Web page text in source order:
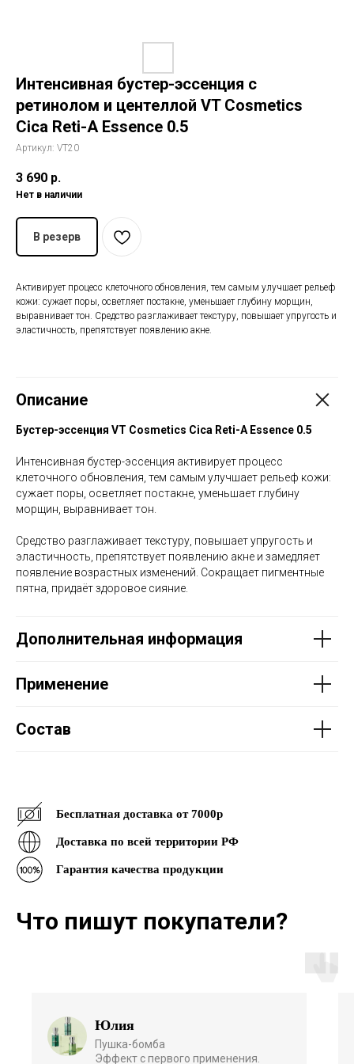
Интенсивная бустер-эссенция с
ретинолом и центеллой VT Cosmetics
Cica Reti-A Essence 0.5
Артикул: VT20
3 690 р.
Нет в наличии
В резерв
Активирует процесс клеточного обновления, тем самым улучшает рельеф
кожи: сужает поры, осветляет постакне, уменьшает глубину морщин,
выравнивает тон. Средство разглаживает текстуру, повышает упругость и
эластичность, препятствует появлению акне.
Описание
Бустер-эссенция VT Cosmetics Cica Reti-A Essence 0.5
Интенсивная бустер-эссенция активирует процесс
клеточного обновления, тем самым улучшает рельеф кожи:
сужает поры, осветляет постакне, уменьшает глубину
морщин, выравнивает тон.
Средство разглаживает текстуру, повышает упругость и
эластичность, препятствует появлению акне и замедляет
появление возрастных изменений. Сокращает пигментные
пятна, придаёт здоровое сияние.
Дополнительная информация
Применение
Состав
Бесплатная доставка от 7000р
Доставка по всей территории РФ
Гарантия качества продукции
Что пишут покупатели?
Юлия
Пушка-бомба
Эффект с первого применения.
Блог
Контакты